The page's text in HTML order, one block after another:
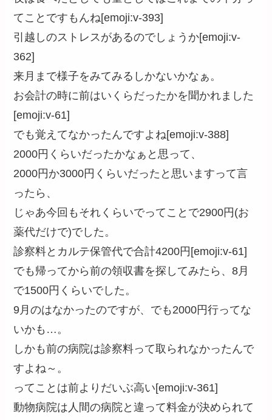
てことですもんね[emoji:v-393]
引越しのストレスがあるのでしょうか[emoji:v-
362]
来月まで様子をみてみるしかないかなぁ。
お会計の時に前はいくらだったかを聞かれました
[emoji:v-61]
でも覚えてなかったんですよね[emoji:v-388]
2000円くらいだったかなぁと思って、
2000円か3000円くらいだったと思いますって言
ったら、
じゃあ今回もそれくらいでってことで2900円(お
薬代だけで)でした。
診察料とカルテ保管代で合計4200円[emoji:v-61]
でも帰ってから前の領収書を探してみたら、8月
で1500円くらいでした。
9月のはなかったのですが、でも2000円行ってな
いかも…。
しかも前の病院は診察料って取られなかったんで
すよね～。
ってことは前よりだいぶ高い[emoji:v-361]
動物病院は人間の病院と違って料金が決められて